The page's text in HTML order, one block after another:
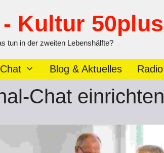
- Kultur 50plus
tun in der zweiten Lebenshälfte?
Blog & Aktuelles Radio
Chat einrichten